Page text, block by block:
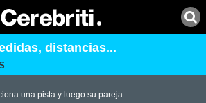
distancias...
una pista y luego su pareja.